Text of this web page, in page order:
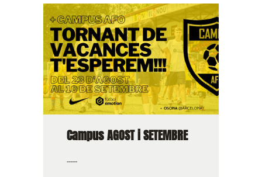
Campus AGOST i SETEMBRE
......